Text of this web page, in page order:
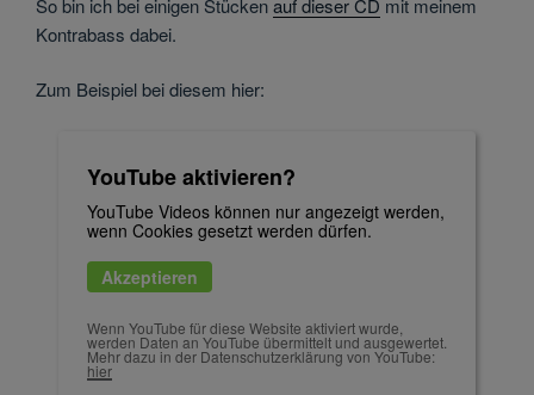
Kontrabass dabei.
Zum Beispiel bei diesem hier:
YouTube aktivieren?
YouTube Videos können nur angezeigt werden,
wenn Cookies gesetzt werden dürfen.
Akzeptieren
Wenn YouTube für diese Website aktiviert wurde,
werden Daten an YouTube übermittelt und ausgewertet.
Mehr dazu in der Datenschutzerklärung von YouTube:
hier